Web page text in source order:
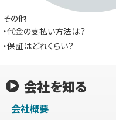
その他
・代金の支払い方法は？
・保証はどれくらい？
会社を知る
会社概要